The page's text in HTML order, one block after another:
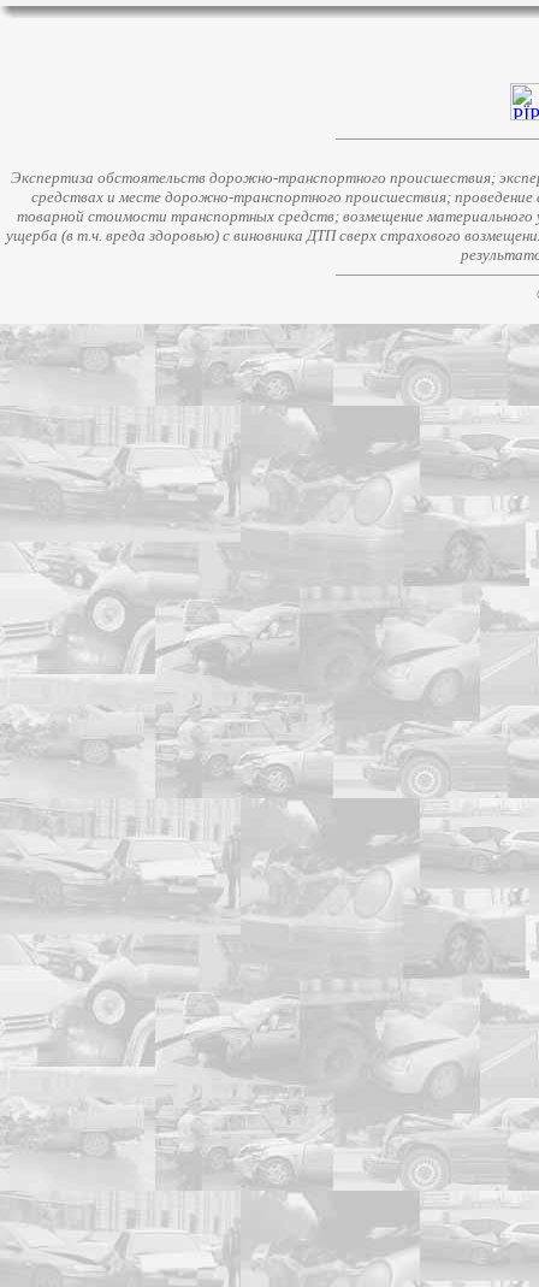
Экспертиза обстоятельств дорожно-транспортного происшествия;
средствах и месте дорожно-транспортного происшествия;
товарной стоимости транспортных средств; возмещение
ущерба (в т.ч. вреда здоровью) с виновника ДТП сверх страхового